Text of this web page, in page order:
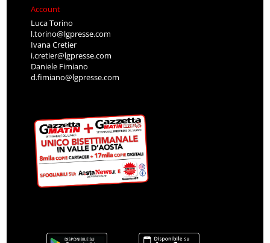
Account
Luca Torino
l.torino@lgpresse.com
Ivana Cretier
i.cretier@lgpresse.com
Daniele Fimiano
d.fimiano@lgpresse.com